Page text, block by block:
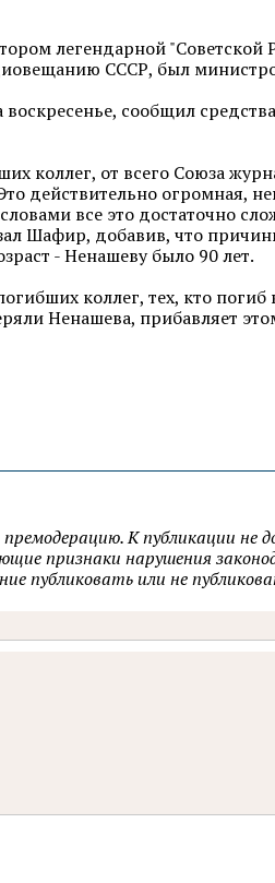
легендарной "Советской
СССР, был
сообщил
коллег, от всего Союза
действительно огромная,
все это достаточно
Шафир, добавив, что
- Ненашеву было 90 лет.
коллег, тех, кто
Ненашева, прибавляет
К публикации не
признаки нарушения
публиковать или не